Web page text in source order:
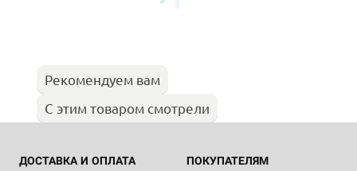
Рекомендуем вам
С этим товаром смотрели
ДОСТАВКА И ОПЛАТА ПОКУПАТЕЛЯМ